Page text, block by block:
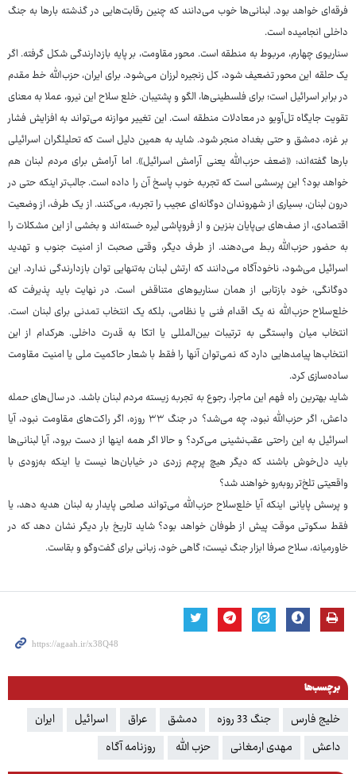
فرقه‌ای خواهد بود. لبنانی‌ها خوب می‌دانند که چنین رقابت‌هایی در گذشته بارها به جنگ
داخلی انجامیده است.
سناریوی چهارم، مربوط به منطقه است. محور مقاومت، بر پایه بازدارندگی شکل گرفته. اگر
یک حلقه این محور تضعیف شود، کل زنجیره لرزان می‌شود. برای ایران، حزب‌الله خط مقدم
در برابر اسرائیل است؛ برای فلسطینی‌ها، الگو و پشتیبان. خلع سلاح این نیرو، عملا به معنای
تقویت جایگاه تل‌آویو در معادلات منطقه است. این تغییر موازنه می‌تواند به افزایش فشار
بر غزه، دمشق و حتی بغداد منجر شود. شاید به همین دلیل است که تحلیلگران اسرائیلی
بارها گفته‌اند: «ضعف حزب‌الله یعنی آرامش اسرائیل». اما آرامش برای مردم لبنان هم
خواهد بود؟ این پرسشی است که تجربه خوب پاسخ آن را داده است. جالب‌تر اینکه حتی در
درون لبنان، بسیاری از شهروندان دوگانه‌ای عجیب را تجربه، می‌کنند. از یک طرف، از وضعیت
اقتصادی، از صف‌های بی‌پایان بنزین و از فروپاشی لیره خسته‌اند و بخشی از این مشکلات را
به حضور حزب‌الله ربط می‌دهند. از طرف دیگر، وقتی صحبت از امنیت جنوب و تهدید
اسرائیل می‌شود، ناخودآگاه می‌دانند که ارتش لبنان به‌تنهایی توان بازدارندگی ندارد. این
دوگانگی، خود بازتابی از همان سناریوهای متناقض است. در نهایت باید پذیرفت که
خلع‌سلاح حزب‌الله نه یک اقدام فنی یا نظامی، بلکه یک انتخاب تمدنی برای لبنان است.
انتخاب میان وابستگی به ترتیبات بین‌المللی یا اتکا به قدرت داخلی. هرکدام از این
انتخاب‌ها پیامدهایی دارد که نمی‌توان آنها را فقط با شعار حاکمیت ملی یا امنیت مقاومت
ساده‌سازی کرد.
شاید بهترین راه فهم این ماجرا، رجوع به تجربه زیسته مردم لبنان باشد. در سال‌های حمله
داعش، اگر حزب‌الله نبود، چه می‌شد؟ در جنگ ۳۳ روزه، اگر راکت‌های مقاومت نبود، آیا
اسرائیل به این راحتی عقب‌نشینی می‌کرد؟ و حالا اگر همه اینها از دست برود، آیا لبنانی‌ها
باید دل‌خوش باشند که دیگر هیچ پرچم زردی در خیابان‌ها نیست یا اینکه به‌زودی با
واقعیتی تلخ‌تر روبه‌رو خواهند شد؟
و پرسش پایانی اینکه آیا خلع‌سلاح حزب‌الله می‌تواند صلحی پایدار به لبنان هدیه دهد، یا
فقط سکوتی موقت پیش از طوفان خواهد بود؟ شاید تاریخ بار دیگر نشان دهد که در
خاورمیانه، سلاح صرفا ابزار جنگ نیست؛ گاهی خود، زبانی برای گفت‌وگو و بقاست.
برچسب‌ها
خلیج فارس‌ جنگ 33 روزه دمشق عراق اسرائیل
ایران
داعش
مهدی ارمغانی حزب الله روزنامه آگاه